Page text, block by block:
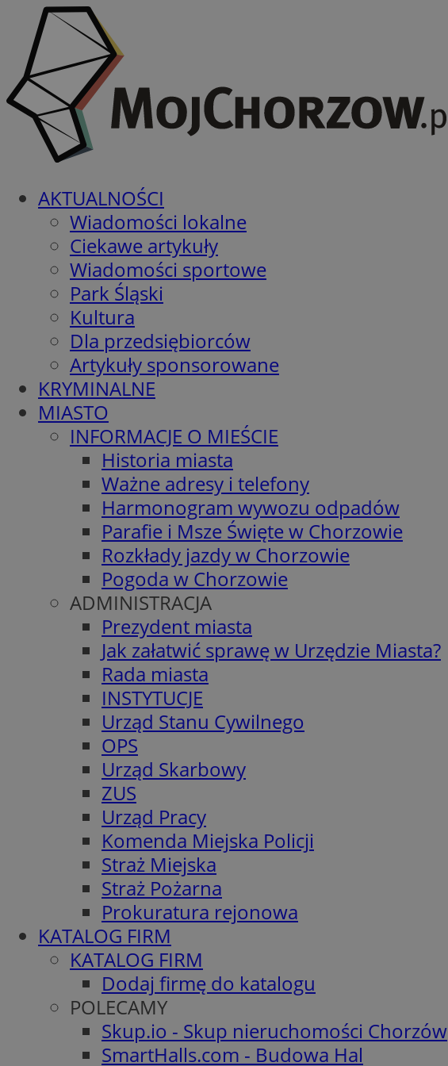
AKTUALNOŚCI
Wiadomości lokalne
Ciekawe artykuły
Wiadomości sportowe
Park Śląski
Kultura
Dla przedsiębiorców
Artykuły sponsorowane
KRYMINALNE
MIASTO
INFORMACJE O MIEŚCIE
Historia miasta
Ważne adresy i telefony
Harmonogram wywozu odpadów
Parafie i Msze Święte w Chorzowie
Rozkłady jazdy w Chorzowie
Pogoda w Chorzowie
ADMINISTRACJA
Prezydent miasta
Jak załatwić sprawę w Urzędzie Miasta?
Rada miasta
INSTYTUCJE
Urząd Stanu Cywilnego
OPS
Urząd Skarbowy
ZUS
Urząd Pracy
Komenda Miejska Policji
Straż Miejska
Straż Pożarna
Prokuratura rejonowa
KATALOG FIRM
KATALOG FIRM
Dodaj firmę do katalogu
POLECAMY
Skup.io - Skup nieruchomości Chorzów
SmartHalls.com - Budowa Hal